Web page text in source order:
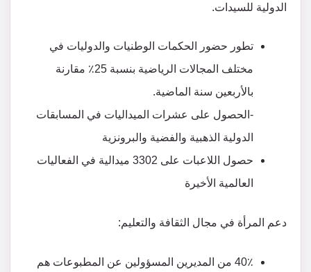
الدولية للسيدات.
تطور حضور الحكمات الوطنيات والدوليات في
مختلف المجالات الرياضية بنسبة 25٪ مقارنة
بالأربعين سنة الماضية.
-الحصول على عشرات الميداليات في المسابقات
الدولية الذهبية والفضية والبرونزية
حصول اللاعبات على 3302 ميدالية في الفعاليات
العالمية الأخيرة
دعم المرأة في مجال الثقافة والتعليم:
40٪ من المديرين المسؤولين عن المطبوعات هم